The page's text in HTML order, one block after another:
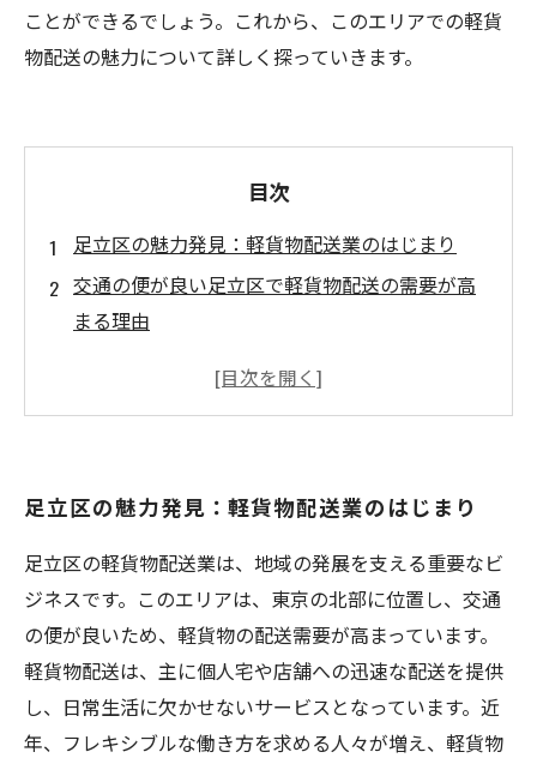
ことができるでしょう。これから、このエリアでの軽貨
物配送の魅力について詳しく探っていきます。
目次
足立区の魅力発見：軽貨物配送業のはじまり
交通の便が良い足立区で軽貨物配送の需要が高
まる理由
フレキシブルな働き方が魅力的！足立区の軽貨
地域商業を支える！足立区内での軽貨物配送の
役割
足立区の軽貨物配送業で活躍するためのポイン
ト
未来を見据えた足立区の軽貨物配送業の展望
足立区の魅力発見：軽貨物配送業のはじまり
足立区の軽貨物配送業は、地域の発展を支える重要なビ
ジネスです。このエリアは、東京の北部に位置し、交通
の便が良いため、軽貨物の配送需要が高まっています。
軽貨物配送は、主に個人宅や店舗への迅速な配送を提供
し、日常生活に欠かせないサービスとなっています。近
年、フレキシブルな働き方を求める人々が増え、軽貨物